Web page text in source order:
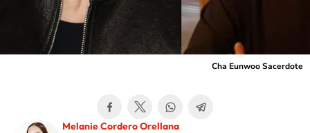
Cha Eunwoo Sacerdote
Melanie Cordero Orellana